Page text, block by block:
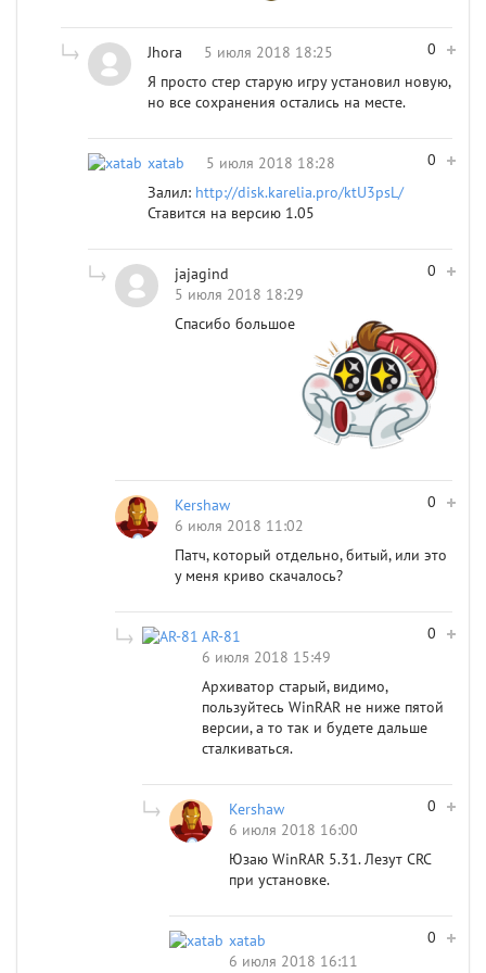
0
Jhora
5 июля 2018 18:25
Я просто стер старую игру установил новую,
но все сохранения остались на месте.
0
xatab
5 июля 2018 18:28
Залил: http://disk.karelia.pro/ktU3psL/
Ставится на версию 1.05
0
jajagind
5 июля 2018 18:29
Спасибо большое
0
Kershaw
6 июля 2018 11:02
Патч, который отдельно, битый, или это
у меня криво скачалось?
0
AR-81
6 июля 2018 15:49
Архиватор старый, видимо,
пользуйтесь WinRAR не ниже пятой
версии, а то так и будете дальше
сталкиваться.
0
Kershaw
6 июля 2018 16:00
Юзаю WinRAR 5.31. Лезут CRC
при установке.
0
xatab
6 июля 2018 16:11